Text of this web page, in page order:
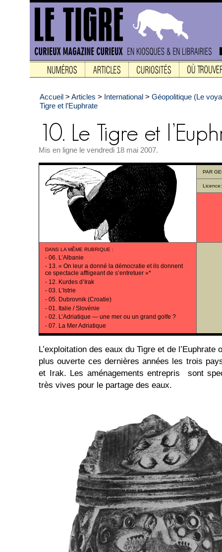
Accueil > Articles > International > Géopolitique (Le
Tigre et l’Euphrate
Mis en ligne le vendredi 18 mai 2007.
PAR
DANS LA MÊME RUBRIQUE :
- 06. L’Albanie
- 13. « On leur a donné la démocratie et ils donnent
ce spectacle affligeant de s’entretuer »*
- 12. Kurdes d’Irak
- 03. L’Istrie
- 05. Dubrovnik (Croatie)
- 01. Italie / Slovénie
- 02. L’Adriatique — une mer ou un grand golfe ?
- 07. La Mer Adriatique
L’exploitation des eaux du Tigre et de l’Euphrate
plus ouverte ces dernières années les trois
et Irak. Les aménagements entrepris sont
très vives pour le partage des eaux.